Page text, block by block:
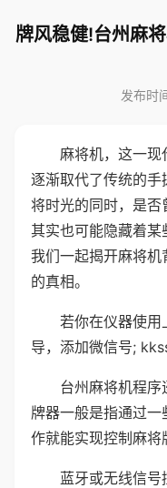
牌风稳健!台州麻
发布时
麻将机，这一现
逐渐取代了传统的
将时光的同时，是否
其实也可能隐藏着
我们一起揭开麻将
的真相。
若你在仪器使用
导，添加微信号;
台州麻将机程
牌器一般是指通过
作就能实现控制麻将
蓝牙或无线信